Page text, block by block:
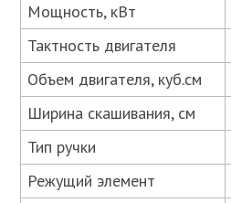
Мощность, кВт
Тактность двигателя
Объем двигателя, куб.см
Ширина скашивания, см
Тип ручки
Режущий элемент